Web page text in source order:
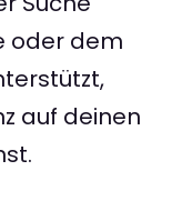
oder dem
auf deinen